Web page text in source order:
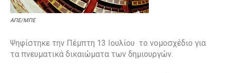
ΑΠΕ/ΜΠΕ
Ψηφίστηκε την Πέμπτη 13 Ιουλίου το νομοσχέδιο για
τα πνευματικά δικαιώματα των δημιουργών.